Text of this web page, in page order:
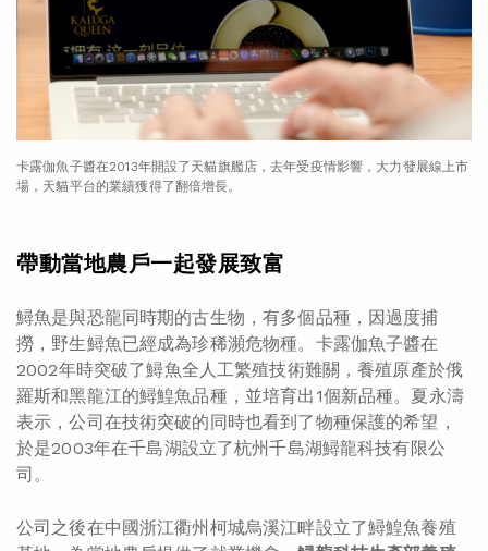
卡露伽魚子醬在2013年開設了天貓旗艦店，去年受疫情影響，大力發展線上市
場，天貓平台的業績獲得了翻倍增長。
帶動當地農戶一起發展致富
鱘魚是與恐龍同時期的古生物，有多個品種，因過度捕
撈，野生鱘魚已經成為珍稀瀕危物種。卡露伽魚子醬在
2002年時突破了鱘魚全人工繁殖技術難關，養殖原產於俄
羅斯和黑龍江的鱘鰉魚品種，並培育出1個新品種。夏永濤
表示，公司在技術突破的同時也看到了物種保護的希望，
於是2003年在千島湖設立了杭州千島湖鱘龍科技有限公
司。
公司之後在中國浙江衢州柯城烏溪江畔設立了鱘鰉魚養殖